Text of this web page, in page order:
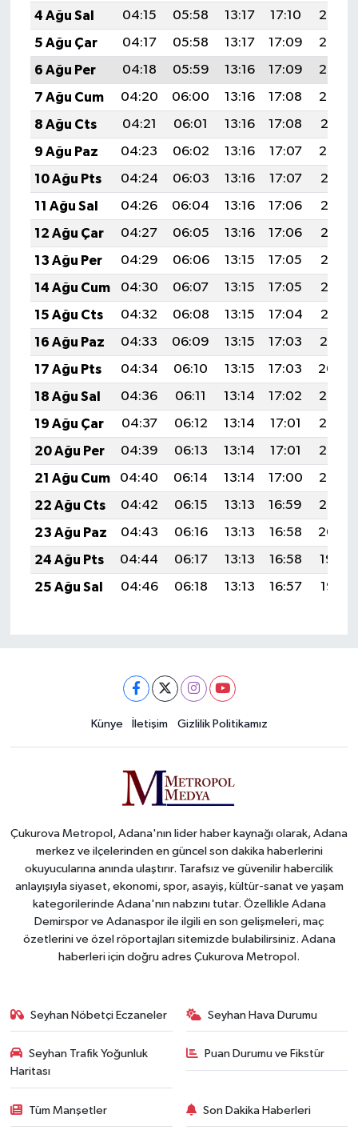
4 Ağu Sal
04:15 05:58 13:17 17:10
20:26
5 Ağu Çar
04:17 05:58 13:17 17:09
20:25
6 Ağu Per
04:18 05:59 13:16 17:09
20:23
7 Ağu Cum
04:20 06:00 13:16 17:08
20:22
8 Ağu Cts
04:21 06:01 13:16 17:08
20:21
9 Ağu Paz
04:23 06:02 13:16 17:07
20:20
10 Ağu Pts
04:24 06:03 13:16 17:07
20:18
11 Ağu Sal
04:26 06:04 13:16 17:06
20:17
12 Ağu Çar
04:27 06:05 13:16 17:06
20:16
13 Ağu Per
04:29 06:06 13:15 17:05
20:15
14 Ağu Cum
04:30 06:07 13:15 17:05
20:13
15 Ağu Cts
04:32 06:08 13:15 17:04
20:12
16 Ağu Paz
04:33 06:09 13:15 17:03
20:10
17 Ağu Pts
04:34 06:10 13:15 17:03
20:09
18 Ağu Sal
04:36 06:11 13:14 17:02
20:08
19 Ağu Çar
04:37 06:12 13:14 17:01
20:06
20 Ağu Per
04:39 06:13 13:14 17:01
20:05
21 Ağu Cum
04:40 06:14 13:14 17:00
20:03
22 Ağu Cts
04:42 06:15 13:13 16:59
20:02
23 Ağu Paz
04:43 06:16 13:13 16:58
20:00
24 Ağu Pts
04:44 06:17 13:13 16:58
19:59
25 Ağu Sal
04:46 06:18 13:13 16:57 19:57
Künye İletişim Gizlilik Politikamız
Çukurova Metropol, Adana'nın lider haber kaynağı olarak, Adana
merkez ve ilçelerinden en güncel son dakika haberlerini
okuyucularına anında ulaştırır. Tarafsız ve güvenilir habercilik
anlayışıyla siyaset, ekonomi, spor, asayiş, kültür-sanat ve yaşam
kategorilerinde Adana'nın nabzını tutar. Özellikle Adana
Demirspor ve Adanaspor ile ilgili en son gelişmeleri, maç
özetlerini ve özel röportajları sitemizde bulabilirsiniz. Adana
haberleri için doğru adres Çukurova Metropol.
Seyhan Nöbetçi Eczaneler Seyhan Hava Durumu
Seyhan Trafik Yoğunluk
Haritası
Puan Durumu ve Fikstür
Tüm Manşetler Son Dakika Haberleri